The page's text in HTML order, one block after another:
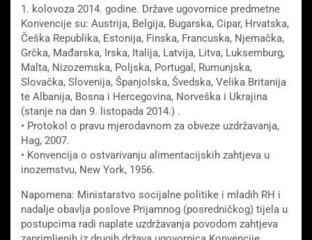
1. kolovoza 2014. godine. Države ugovornice predmetne
Konvencije su: Austrija, Belgija, Bugarska, Cipar, Hrvatska,
Češka Republika, Estonija, Finska, Francuska, Njemačka,
Grčka, Mađarska, Irska, Italija, Latvija, Litva, Luksemburg,
Malta, Nizozemska, Poljska, Portugal, Rumunjska,
Slovačka, Slovenija, Španjolska, Švedska, Velika Britanija
te Albanija, Bosna i Hercegovina, Norveška i Ukrajina
(stanje na dan 9. listopada 2014.) .
• Protokol o pravu mjerodavnom za obveze uzdržavanja,
Hag, 2007.
• Konvencija o ostvarivanju alimentacijskih zahtjeva u
inozemstvu, New York, 1956.
Napomena: Ministarstvo socijalne politike i mladih RH i
nadalje obavlja poslove Prijamnog (posredničkog) tijela u
postupcima radi naplate uzdržavanja povodom zahtjeva